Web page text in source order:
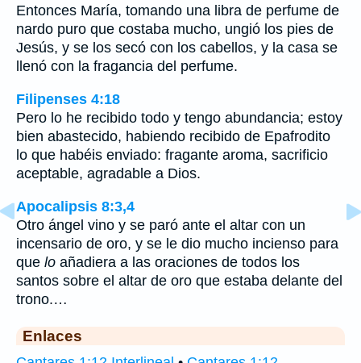
Entonces María, tomando una libra de perfume de
nardo puro que costaba mucho, ungió los pies de
Jesús, y se los secó con los cabellos, y la casa se
llenó con la fragancia del perfume.
Filipenses 4:18
Pero lo he recibido todo y tengo abundancia; estoy
bien abastecido, habiendo recibido de Epafrodito
lo que habéis enviado: fragante aroma, sacrificio
aceptable, agradable a Dios.
Apocalipsis 8:3,4
Otro ángel vino y se paró ante el altar con un
incensario de oro, y se le dio mucho incienso para
que lo añadiera a las oraciones de todos los
santos sobre el altar de oro que estaba delante del
trono.…
Enlaces